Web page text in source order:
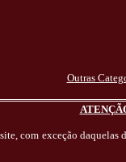
Outras
com exceção